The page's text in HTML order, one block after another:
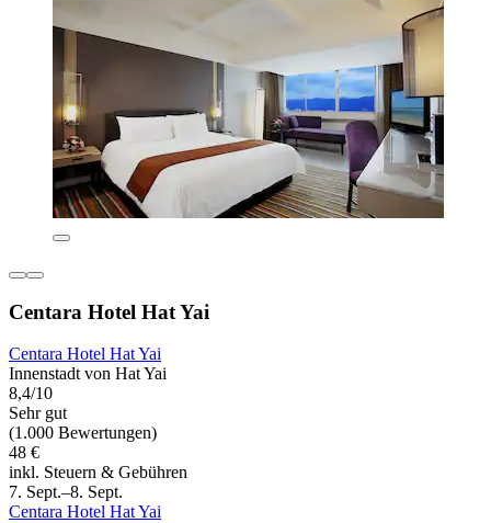
Centara Hotel Hat Yai
Centara Hotel Hat Yai
Innenstadt von Hat Yai
8,4/10
Sehr gut
(1.000 Bewertungen)
48 €
inkl. Steuern & Gebühren
7. Sept.–8. Sept.
Centara Hotel Hat Yai